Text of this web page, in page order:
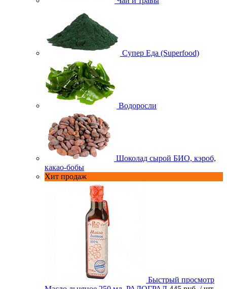
Супер Еда (Superfood)
Водоросли
Шоколад сырой БИО, кэроб,
какао-бобы
Хит продаж
Быстрый просмотр